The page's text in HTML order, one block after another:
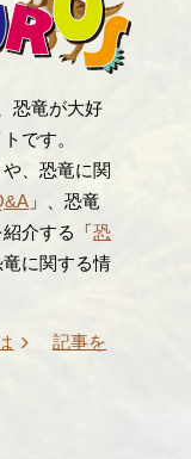
恐竜が大好
です。
や、恐竜に関
」、恐竜
介する「恐
竜に関する情
記事を